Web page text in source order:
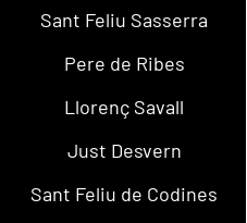
Sant Feliu Sasserra
Pere de Ribes
Llorenç Savall
Just Desvern
Sant Feliu de Codines